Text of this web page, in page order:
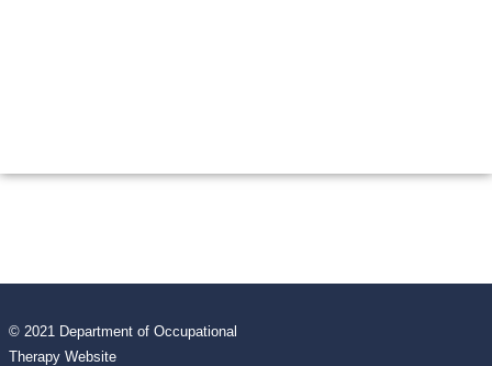
© 2021 Department of Occupational
Therapy Website